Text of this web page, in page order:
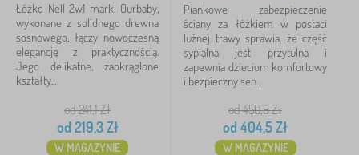
Łóżko Nell 2w1 marki Ourbaby,
wykonane z solidnego drewna
sosnowego, łączy nowoczesną
elegancję z praktycznością.
Jego delikatne, zaokrąglone
kształty...
od 241,1Zł
od 219,3Zł
W MAGAZYNIE
Piankowe zabezpieczenie
ściany za łóżkiem w postaci
luźnej trawy sprawia, że część
sypialna jest przytulna i
zapewnia dzieciom komfortowy
i bezpieczny sen....
od 450,9Zł
od 404,5Zł
W MAGAZYNIE